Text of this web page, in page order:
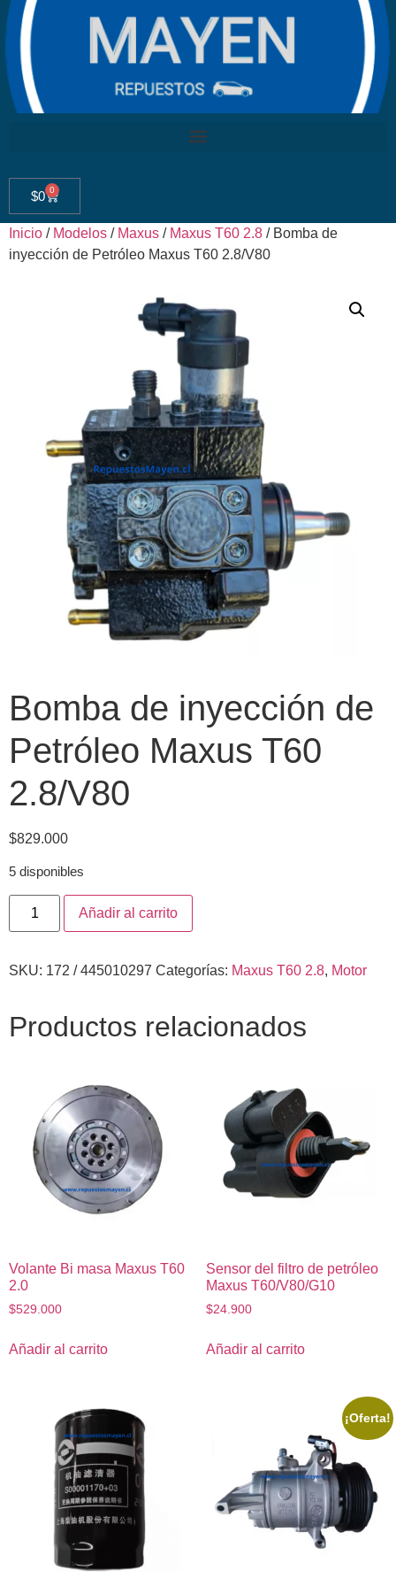
$0 0
Inicio / Modelos / Maxus / Maxus T60 2.8 / Bomba de
inyección de Petróleo Maxus T60 2.8/V80
Bomba de inyección de
Petróleo Maxus T60
2.8/V80
$829.000
5 disponibles
Añadir al carrito
SKU: 172 / 445010297 Categorías: Maxus T60 2.8, Motor
Productos relacionados
Volante Bi masa Maxus T60
2.0
$529.000
Añadir al carrito
Sensor del filtro de petróleo
Maxus T60/V80/G10
$24.900
Añadir al carrito
¡Oferta!